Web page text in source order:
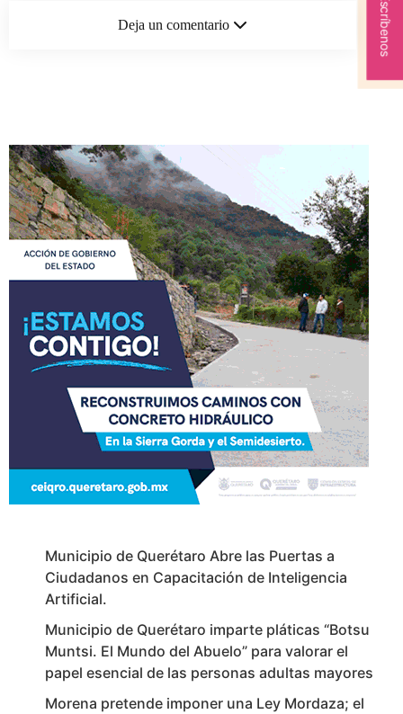
Deja un comentario
Municipio de Querétaro Abre las Puertas a
Ciudadanos en Capacitación de Inteligencia
Artificial.
Municipio de Querétaro imparte pláticas “Botsu
Muntsi. El Mundo del Abuelo” para valorar el
papel esencial de las personas adultas mayores
Morena pretende imponer una Ley Mordaza; el
Escríbenos